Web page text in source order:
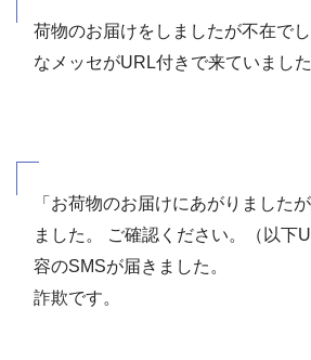
荷物のお届けをしましたが不在で
なメッセがURL付きで来ていました
「お荷物のお届けにあがりました
ました。 ご確認ください。（以下
容のSMSが届きました。
詐欺です。